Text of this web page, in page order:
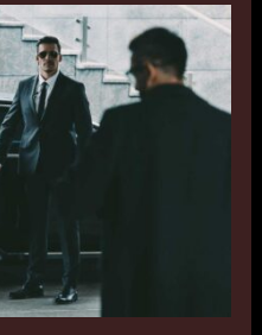
سيارات
اجرة
في